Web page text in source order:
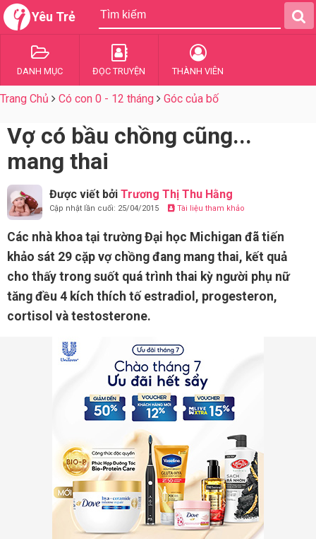
Yêu Trẻ
DANH MỤC ĐỌC TRUYỆN THÀNH VIÊN
Trang Chủ Có con 0 - 12 tháng Góc của bố
Vợ có bầu chồng cũng...
mang thai
Được viết bởi Trương Thị Thu Hằng
Cập nhật lần cuối: 25/04/2015 Tài liệu tham khảo
Các nhà khoa tại trường Đại học Michigan đã tiến
khảo sát 29 cặp vợ chồng đang mang thai, kết quả
cho thấy trong suốt quá trình thai kỳ người phụ nữ
tăng đều 4 kích thích tố estradiol, progesteron,
cortisol và testosterone.